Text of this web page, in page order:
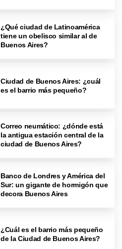
¿Qué ciudad de Latinoamérica
tiene un obelisco similar al de
Buenos Aires?
Ciudad de Buenos Aires: ¿cuál
es el barrio más pequeño?
Correo neumático: ¿dónde está
la antigua estación central de la
ciudad de Buenos Aires?
Banco de Londres y América del
Sur: un gigante de hormigón que
decora Buenos Aires
¿Cuál es el barrio más pequeño
de la Ciudad de Buenos Aires?